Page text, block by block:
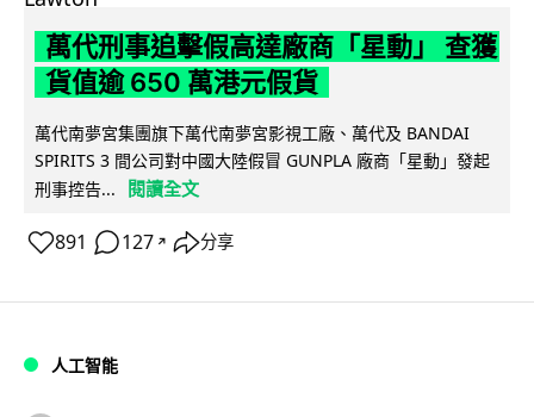
萬代刑事追擊假高達廠商「星動」 查獲
貨值逾 650 萬港元假貨
萬代南夢宮集團旗下萬代南夢宮影視工廠、萬代及 BANDAI
SPIRITS 3 間公司對中國大陸假冒 GUNPLA 廠商「星動」發起
刑事控告...
閱讀全文
891 127 ↗ 分享
人工智能